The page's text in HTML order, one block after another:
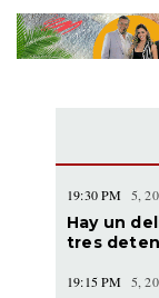
19:30 PM 5,
Hay un
tres
19:15 PM 5,